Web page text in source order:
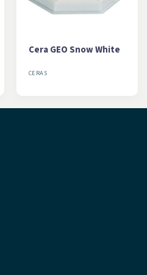
CERAS
Cera GEO Snow White